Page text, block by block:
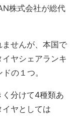
株式会社が総代
せんが、本国で
ヤシェアランキ
の１つ。
分けて4種類あ
ヤとしては